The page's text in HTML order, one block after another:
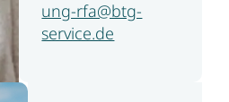
ung-rfa@btg-
service.de